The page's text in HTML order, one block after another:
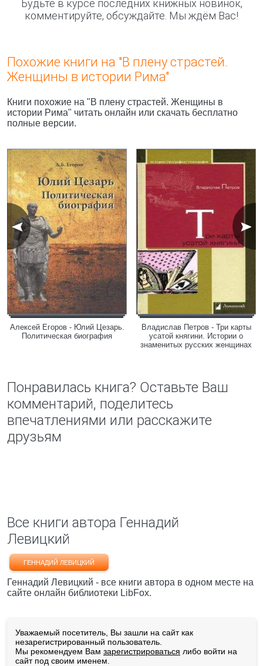
Будьте в курсе последних книжных новинок,
комментируйте, обсуждайте. Мы ждём Вас!
Похожие книги на "В плену страстей.
Женщины в истории Рима"
Книги похожие на "В плену страстей. Женщины в
истории Рима" читать онлайн или скачать бесплатно
полные версии.
Алексей Егоров - Юлий Цезарь.
Политическая биография
Владислав Петров - Три карты
усатой княгини. Истории о
знаменитых русских женщинах
Понравилась книга? Оставьте Ваш
комментарий, поделитесь
впечатлениями или расскажите
друзьям
Все книги автора Геннадий
Левицкий
ГЕННАДИЙ ЛЕВИЦКИЙ
Геннадий Левицкий - все книги автора в одном месте на
сайте онлайн библиотеки LibFox.
Уважаемый посетитель, Вы зашли на сайт как
незарегистрированный пользователь.
Мы рекомендуем Вам зарегистрироваться либо войти на
сайт под своим именем.